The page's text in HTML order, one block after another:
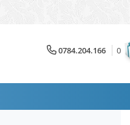
0784.204.166 0